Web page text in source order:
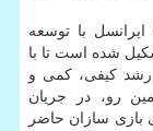
با توسعه
شده است تا با
كیفی، كمی و
رو، در جریان
بازی سازان حاضر